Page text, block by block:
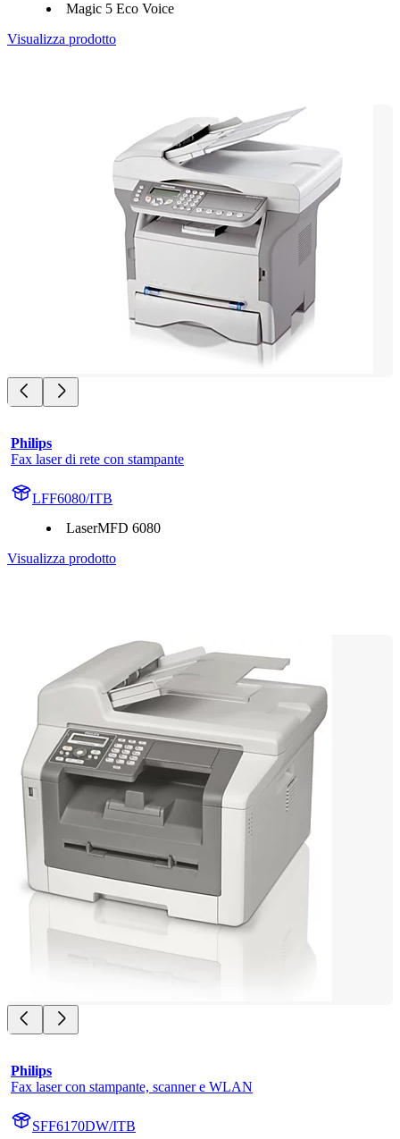
Magic 5 Eco Voice
Visualizza prodotto
Philips
Fax laser di rete con stampante
LFF6080/ITB
LaserMFD 6080
Visualizza prodotto
Philips
Fax laser con stampante, scanner e WLAN
SFF6170DW/ITB